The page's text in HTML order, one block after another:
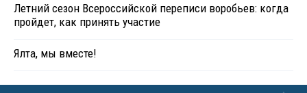
Летний сезон Всероссийской переписи воробьев: когда
пройдет, как принять участие
Ялта, мы вместе!